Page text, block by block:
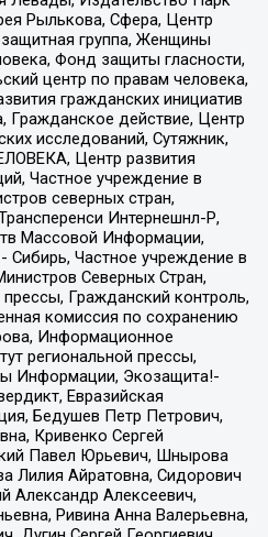
Рылькова, Сфера, Центр
группа, Женщины
Фонд защиты гласности,
центр по правам человека,
гражданских инициатив
Гражданское действие, Центр
исследований, Сутяжник,
Центр развития
Частное учреждение в
северных стран,
Интернешнл-Р,
Массовой Информации,
Сибирь, Частное учреждение в
Северных Стран,
Гражданский контроль,
комиссия по сохранению
Информационное
региональной прессы,
Информации, Экозащита!-
Евразийская
Бедушев Петр Петрович,
Кривенко Сергей
Павел Юрьевич, Шнырова
Лилия Айратовна, Сидорович
Александр Алексеевич,
Ривина Анна Валерьевна,